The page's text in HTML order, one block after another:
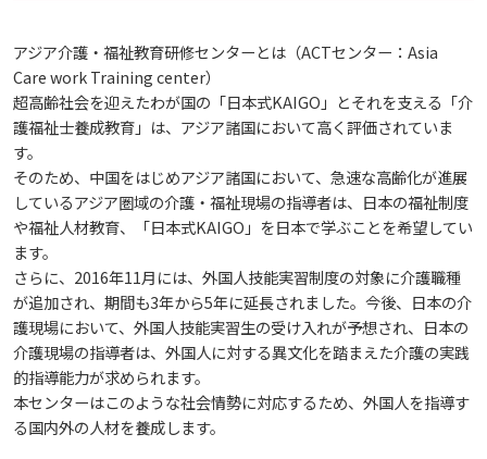
受験生の保護者の方
在学生の方 卒業生の方
保護者の方 採用担当の方
大学紹介
広島国際大学の概要
建学の精神
教育の特色
情報の公表
入試情報
入試最新情報
学部
アジア介護・福祉教育研修センターとは（ACTセンター：Asia
Care work Training center）
超高齢社会を迎えたわが国の「日本式KAIGO」とそれを支える「介
護福祉士養成教育」は、アジア諸国において高く評価されていま
す。
そのため、中国をはじめアジア諸国において、急速な高齢化が進展
しているアジア圏域の介護・福祉現場の指導者は、日本の福祉制度
や福祉人材教育、「日本式KAIGO」を日本で学ぶことを希望してい
ます。
さらに、2016年11月には、外国人技能実習制度の対象に介護職種
が追加され、期間も3年から5年に延長されました。今後、日本の介
護現場において、外国人技能実習生の受け入れが予想され、日本の
介護現場の指導者は、外国人に対する異文化を踏まえた介護の実践
的指導能力が求められます。
本センターはこのような社会情勢に対応するため、外国人を指導す
る国内外の人材を養成します。
海外研修情報
海外研修
学生短期海外研修
海外専門研修
外国人留学生
国際交流イベント
アジア介護・福祉教育研修センター